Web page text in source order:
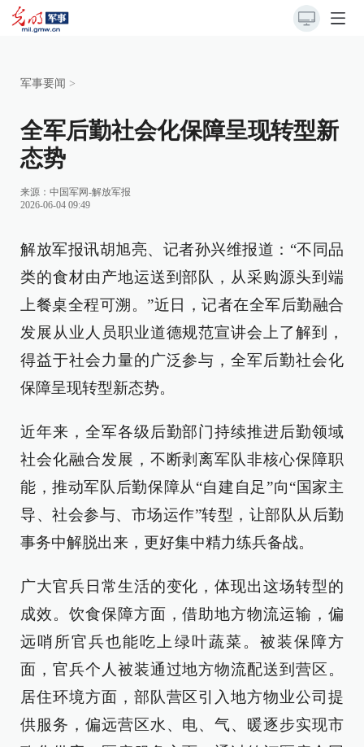
军事要闻 >
全军后勤社会化保障呈现转型新
态势
来源： 中国军网-解放军报
2026-06-04 09:49
解放军报讯胡旭亮、记者孙兴维报道：“不同品
类的食材由产地运送到部队，从采购源头到端
上餐桌全程可溯。”近日，记者在全军后勤融合
发展从业人员职业道德规范宣讲会上了解到，
得益于社会力量的广泛参与，全军后勤社会化
保障呈现转型新态势。
近年来，全军各级后勤部门持续推进后勤领域
社会化融合发展，不断剥离军队非核心保障职
能，推动军队后勤保障从“自建自足”向“国家主
导、社会参与、市场运作”转型，让部队从后勤
事务中解脱出来，更好集中精力练兵备战。
广大官兵日常生活的变化，体现出这场转型的
成效。饮食保障方面，借助地方物流运输，偏
远哨所官兵也能吃上绿叶蔬菜。被装保障方
面，官兵个人被装通过地方物流配送到营区。
居住环境方面，部队营区引入地方物业公司提
供服务，偏远营区水、电、气、暖逐步实现市